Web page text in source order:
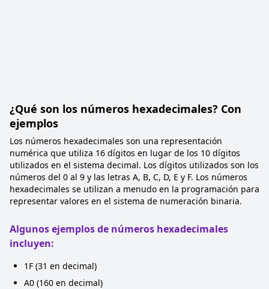
¿Qué son los números hexadecimales? Con
ejemplos
Los números hexadecimales son una representación
numérica que utiliza 16 dígitos en lugar de los 10 dígitos
utilizados en el sistema decimal. Los dígitos utilizados son los
números del 0 al 9 y las letras A, B, C, D, E y F. Los números
hexadecimales se utilizan a menudo en la programación para
representar valores en el sistema de numeración binaria.
Algunos ejemplos de números hexadecimales
incluyen:
1F (31 en decimal)
A0 (160 en decimal)